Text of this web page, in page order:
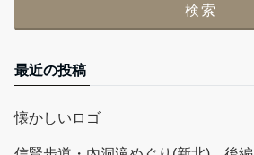
最近の投稿
懐かしいロゴ